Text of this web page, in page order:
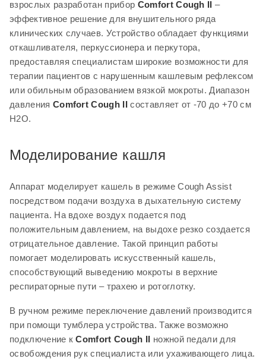
посредством подачи воздуха в дыхательную систему
пациента. На вдохе воздух подается под
положительным давлением, на выдохе резко создается
отрицательное давление. Такой принцип работы
помогает моделировать искусственный кашель,
способствующий выведению мокроты в верхние
респираторные пути – трахею и ротоглотку.
В ручном режиме переключение давлений производится
подключение к
освобождения рук специалиста или ухаживающего лица.
по заданным заранее настройкам давлений,
длительности вдоха, выдоха и паузы.
Воздух подается через лицевую маску, мундштук,
трахеостомический интерфейс.
Функции перкуссионера
Выступая как перкуссионер, прибор обладает режимом
интрапульмональной (внутрилегочной) перкуссии IPP.
Режим характеризуется подачей небольших воздушных
объемов в дыхательную систему пациента с высокой
взрослых разработан прибор Comfort Cough II–
эффективное решение для внушительного ряда
клинических случаев. Устройство обладает функциями
откашливателя, перкуссионера и перкутора,
предоставляя специалистам широкие возможности для
терапии пациентов с нарушенным кашлевым рефлексом
или обильным образованием вязкой мокроты. Диапазон
давления Comfort Cough IIсоставляет от -70 до +70 см
H2О.
Моделирование кашля
Аппарат моделирует кашель в режиме Cough Assist
посредством подачи воздуха в дыхательную систему
пациента. На вдохе воздух подается под
положительным давлением, на выдохе резко создается
отрицательное давление. Такой принцип работы
помогает моделировать искусственный кашель,
способствующий выведению мокроты в верхние
респираторные пути – трахею и ротоглотку.
В ручном режиме переключение давлений производится
при помощи тумблера устройства. Также возможно
подключение кComfort Cough II ножной педали для
освобождения рук специалиста или ухаживающего лица.